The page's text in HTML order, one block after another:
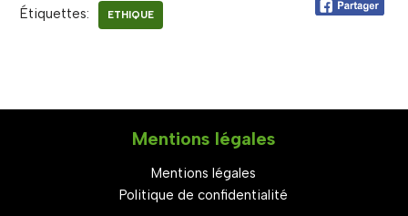
Étiquettes: ETHIQUE
Mentions légales
Mentions légales
Politique de confidentialité